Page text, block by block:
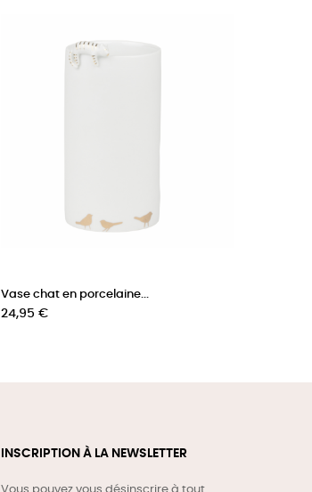
Vase chat en porcelaine...
Prix
24,95 €
INSCRIPTION À LA NEWSLETTER